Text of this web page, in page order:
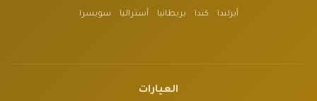
أيرلندا كندا بريطانيا أستراليا سويسرا
العيارات